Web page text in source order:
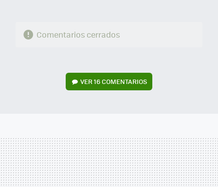
Comentarios cerrados
VER16 COMENTARIOS